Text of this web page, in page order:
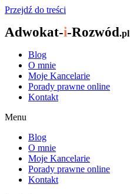
Przejdź do treści
Adwokat-i-Rozwód.pl
Blog
O mnie
Moje Kancelarie
Porady prawne online
Kontakt
Menu
Blog
O mnie
Moje Kancelarie
Porady prawne online
Kontakt